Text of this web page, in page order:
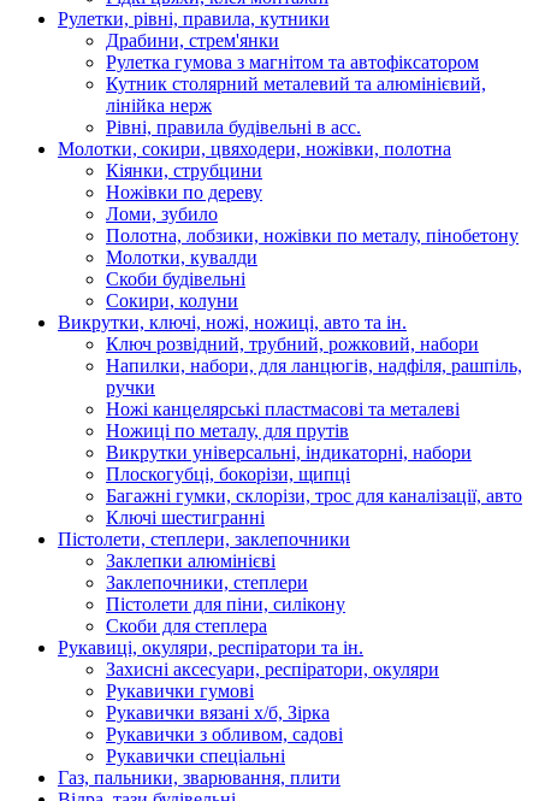
Рулетки, рівні, правила, кутники
Драбини, стрем'янки
Рулетка гумова з магнітом та автофіксатором
Кутник столярний металевий та алюмінієвий,
лінійка нерж
Рівні, правила будівельні в асс.
Молотки, сокири, цвяходери, ножівки, полотна
Кіянки, струбцини
Ножівки по дереву
Ломи, зубило
Полотна, лобзики, ножівки по металу, пінобетону
Молотки, кувалди
Скоби будівельні
Сокири, колуни
Викрутки, ключі, ножі, ножиці, авто та ін.
Ключ розвідний, трубний, рожковий, набори
Напилки, набори, для ланцюгів, надфіля, рашпіль,
ручки
Ножі канцелярські пластмасові та металеві
Ножиці по металу, для прутів
Викрутки універсальні, індикаторні, набори
Плоскогубці, бокорізи, щипці
Багажні гумки, склорізи, трос для каналізації, авто
Ключі шестигранні
Пістолети, степлери, заклепочники
Заклепки алюмінієві
Заклепочники, степлери
Пістолети для піни, силікону
Скоби для степлера
Рукавиці, окуляри, респіратори та ін.
Захисні аксесуари, респіратори, окуляри
Рукавички гумові
Рукавички вязані х/б, Зірка
Рукавички з обливом, садові
Рукавички спеціальні
Газ, пальники, зварювання, плити